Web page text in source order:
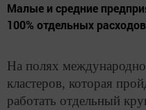
Малые и средние
100% отдельных
На полях
кластеров, которая
работать отдельный